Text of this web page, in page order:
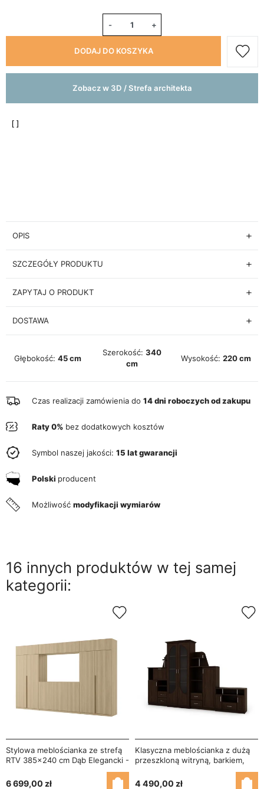
- +
DODAJ DO KOSZYKA
Zobacz w 3D / Strefa architekta
OPIS
SZCZEGÓŁY PRODUKTU
ZAPYTAJ O PRODUKT
DOSTAWA
Głębokość:45 cm
Szerokość: 340
cm
Wysokość:220 cm
Czas realizacji zamówienia do 14 dni roboczych od zakupu
Raty 0% bez dodatkowych kosztów
Symbol naszej jakości: 15 lat gwarancji
Polski producent
Możliwość modyfikacji wymiarów
16 innych produktów w tej samej
kategorii:
Stylowa meblościanka ze strefą
RTV 385×240 cm Dąb Elegancki -
6 699,00 zł
Klasyczna meblościanka z dużą
przeszkloną witryną, barkiem,
bieliźniarką i szafką RTV 240×207
cm Sonoma Ciemna – TEXAS +
4 490,00 zł